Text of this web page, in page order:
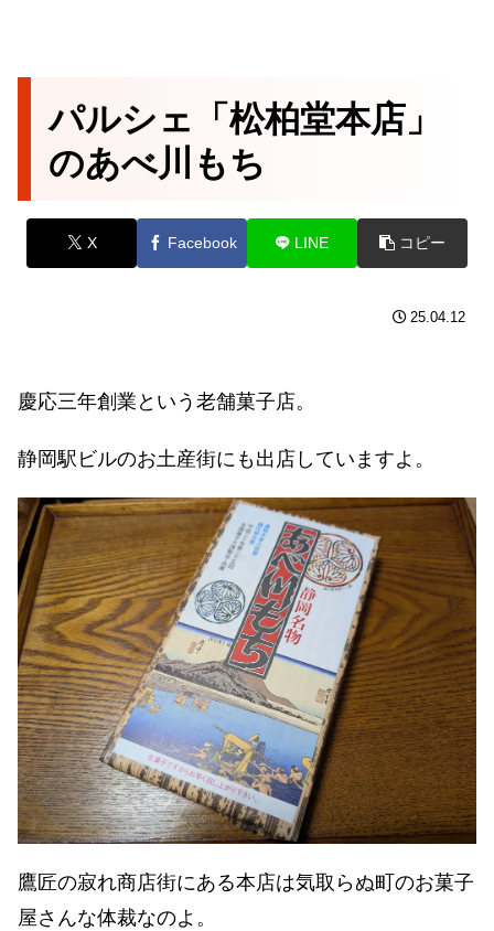
パルシェ「松柏堂本店」
のあべ川もち
X Facebook LINE コピー
25.04.12
慶応三年創業という老舗菓子店。
静岡駅ビルのお土産街にも出店していますよ。
鷹匠の寂れ商店街にある本店は気取らぬ町のお菓子
屋さんな体裁なのよ。